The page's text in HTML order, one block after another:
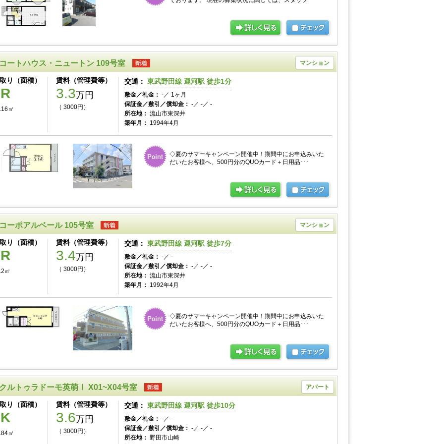
ートハウス・ニュートン 109号室 マンション
り（面積）
㎡
賃料（管理費等）
3.3万円
（ 3000円）
交通： 東武野田線 運河駅 徒歩1分
敷金／礼金： -／ 1ヶ月
保証金／敷引／償却金： -／ -／ -
所在地： 流山市東深井
築年月： 1994年4月
◇夏のサマーキャンペーン開催中！期間中にお申込みいた
だいたお客様へ、500円分のQUOカード＋日用品･･･
ーポアルベール 105号室 マンション
り（面積）
㎡
賃料（管理費等）
3.4万円
（ 3000円）
交通： 東武野田線 運河駅 徒歩7分
敷金／礼金： -／ -
保証金／敷引／償却金： -／ -／ -
所在地： 流山市東深井
築年月： 1992年4月
◇夏のサマーキャンペーン開催中！期間中にお申込みいた
だいたお客様へ、500円分のQUOカード＋日用品･･･
ルトゥラドーモ英萌Ⅰ X01~X04号室 アパート
り（面積）
㎡
賃料（管理費等）
3.6万円
（ 3000円）
交通： 東武野田線 運河駅 徒歩10分
敷金／礼金： -／ -
保証金／敷引／償却金： -／ -／ -
所在地： 野田市山崎